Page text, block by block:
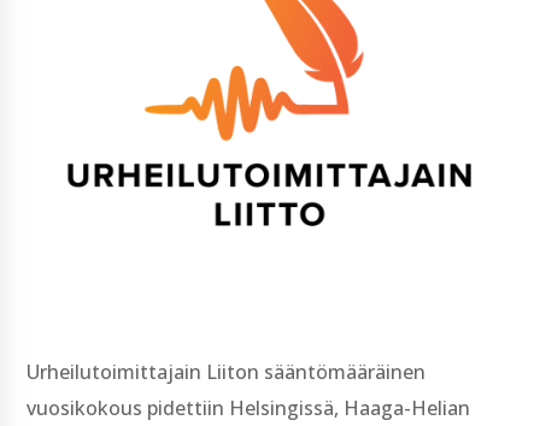
Urheilutoimittajain Liiton sääntömääräinen
vuosikokous pidettiin Helsingissä, Haaga-Helian